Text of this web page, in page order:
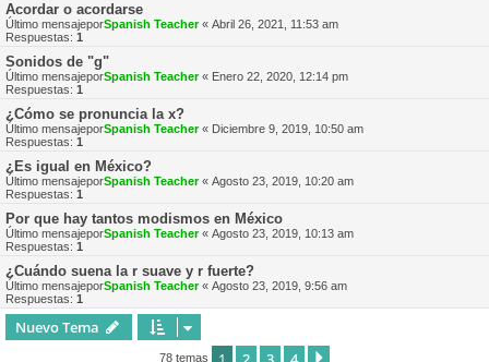
Acordar o acordarse
Último mensajeporSpanish Teacher« Abril 26, 2021, 11:53 am
Respuestas: 1
Sonidos de "g"
Último mensajeporSpanish Teacher« Enero 22, 2020, 12:14 pm
Respuestas: 1
¿Cómo se pronuncia la x?
Último mensajeporSpanish Teacher« Diciembre 9, 2019, 10:50 am
Respuestas: 1
¿Es igual en México?
Último mensajeporSpanish Teacher« Agosto 23, 2019, 10:20 am
Respuestas: 1
Por que hay tantos modismos en México
Último mensajeporSpanish Teacher« Agosto 23, 2019, 10:13 am
Respuestas: 1
¿Cuándo suena la r suave y r fuerte?
Último mensajeporSpanish Teacher« Agosto 23, 2019, 9:56 am
Respuestas: 1
Nuevo Tema
78 temas